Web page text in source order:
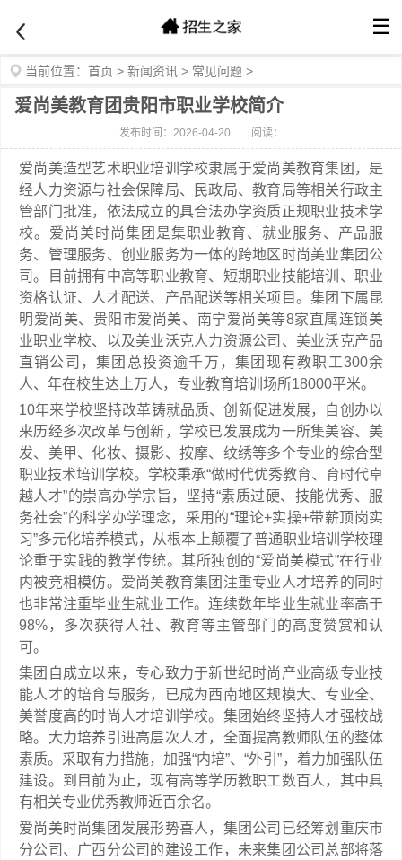
☰
当前位置： 首页 > 新闻资讯 > 常见问题 >
爱尚美教育团贵阳市职业学校简介
发布时间：2026-04-20 阅读：
爱尚美造型艺术职业培训学校隶属于爱尚美教育集团，是
经人力资源与社会保障局、民政局、教育局等相关行政主
管部门批准，依法成立的具合法办学资质正规职业技术学
校。爱尚美时尚集团是集职业教育、就业服务、产品服
务、管理服务、创业服务为一体的跨地区时尚美业集团公
司。目前拥有中高等职业教育、短期职业技能培训、职业
资格认证、人才配送、产品配送等相关项目。集团下属昆
明爱尚美、贵阳市爱尚美、南宁爱尚美等8家直属连锁美
业职业学校、以及美业沃克人力资源公司、美业沃克产品
直销公司，集团总投资逾千万，集团现有教职工300余
人、年在校生达上万人，专业教育培训场所18000平米。
10年来学校坚持改革铸就品质、创新促进发展，自创办以
来历经多次改革与创新，学校已发展成为一所集美容、美
发、美甲、化妆、摄影、按摩、纹绣等多个专业的综合型
职业技术培训学校。学校秉承“做时代优秀教育、育时代卓
越人才”的崇高办学宗旨，坚持“素质过硬、技能优秀、服
务社会”的科学办学理念，采用的“理论+实操+带薪顶岗实
习”多元化培养模式，从根本上颠覆了普通职业培训学校理
论重于实践的教学传统。其所独创的“爱尚美模式”在行业
内被竞相模仿。爱尚美教育集团注重专业人才培养的同时
也非常注重毕业生就业工作。连续数年毕业生就业率高于
98%，多次获得人社、教育等主管部门的高度赞赏和认
可。
集团自成立以来，专心致力于新世纪时尚产业高级专业技
能人才的培育与服务，已成为西南地区规模大、专业全、
美誉度高的时尚人才培训学校。集团始终坚持人才强校战
略。大力培养引进高层次人才，全面提高教师队伍的整体
素质。采取有力措施，加强“内培”、“外引”，着力加强队伍
建设。到目前为止，现有高等学历教职工数百人，其中具
有相关专业优秀教师近百余名。
爱尚美时尚集团发展形势喜人，集团公司已经筹划重庆市
分公司、广西分公司的建设工作，未来集团公司总部将落